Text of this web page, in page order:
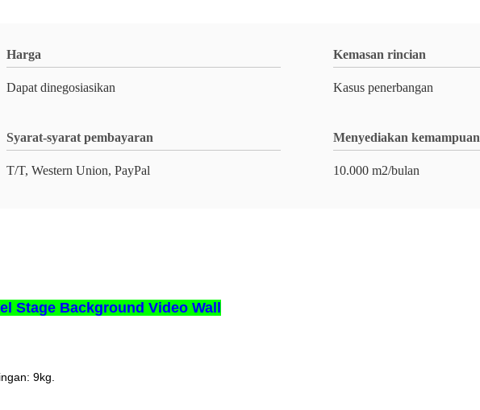
Harga
Dapat dinegosiasikan
Kemasan rincian
Kasus penerbangan
Syarat-syarat pembayaran
T/T, Western Union, PayPal
Menyediakan kemampuan
10.000 m2/bulan
Stage Background Video Wall
9kg.